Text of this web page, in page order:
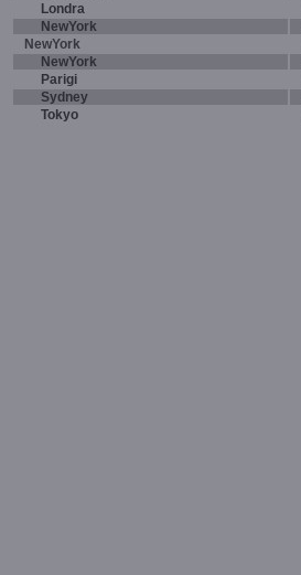
Londra
NewYork
NewYork
NewYork
Parigi
Sydney
Tokyo